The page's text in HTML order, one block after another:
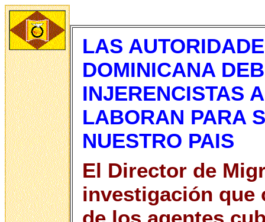
LAS
DOMINICANA
INJERENCISTAS
LABORAN PARA
NUESTRO PAIS
El Director de
investigación que